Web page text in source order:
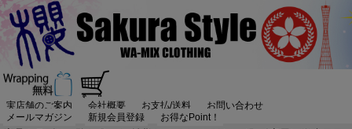
実店舗のご案内 会社概要 お支払/送料
お問い合わせ
メールマガジン
新規会員登録 お得なPoint！